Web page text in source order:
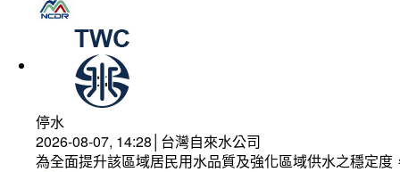
停水
2026-08-07, 14:28│台灣自來水公司
為全面提升該區域居民用水品質及強化區域供水之穩定